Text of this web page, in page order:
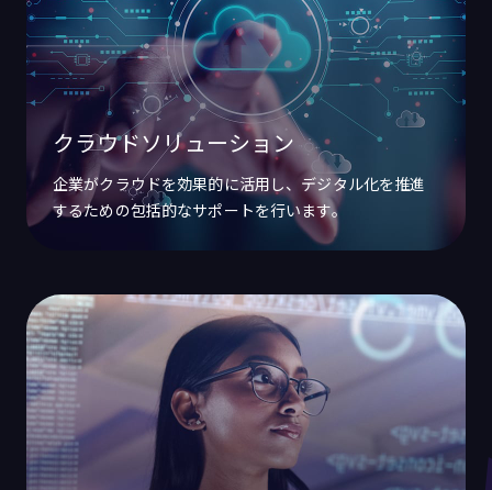
クラウドソリューション
企業がクラウドを効果的に活用し、デジタル化を推進
するための包括的なサポートを行います。